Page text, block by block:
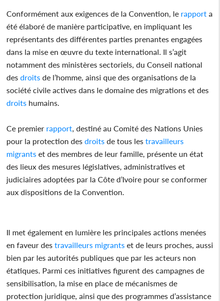
Conformément aux exigences de la Convention, le rapport a
été élaboré de manière participative, en impliquant les
représentants des différentes parties prenantes engagées
dans la mise en œuvre du texte international. Il s’agit
notamment des ministères sectoriels, du Conseil national
des droits de l’homme, ainsi que des organisations de la
société civile actives dans le domaine des migrations et des
droits humains.
Ce premier rapport, destiné au Comité des Nations Unies
pour la protection des droits de tous les travailleurs
migrants et des membres de leur famille, présente un état
des lieux des mesures législatives, administratives et
judiciaires adoptées par la Côte d’Ivoire pour se conformer
aux dispositions de la Convention.
Il met également en lumière les principales actions menées
en faveur des travailleurs migrants et de leurs proches, aussi
bien par les autorités publiques que par les acteurs non
étatiques. Parmi ces initiatives figurent des campagnes de
sensibilisation, la mise en place de mécanismes de
protection juridique, ainsi que des programmes d’assistance